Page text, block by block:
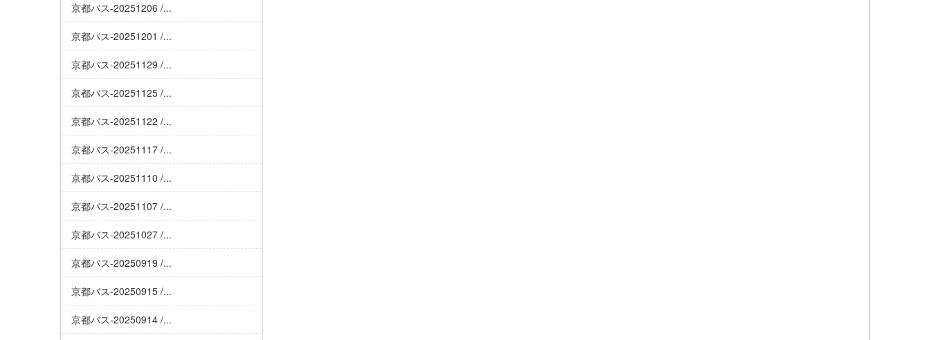
京都バス-20251206 /...
京都バス-20251201 /...
京都バス-20251129 /...
京都バス-20251125 /...
京都バス-20251122 /...
京都バス-20251117 /...
京都バス-20251110 /...
京都バス-20251107 /...
京都バス-20251027 /...
京都バス-20250919 /...
京都バス-20250915 /...
京都バス-20250914 /...